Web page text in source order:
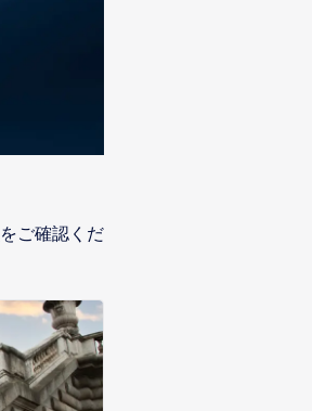
をご確認くだ